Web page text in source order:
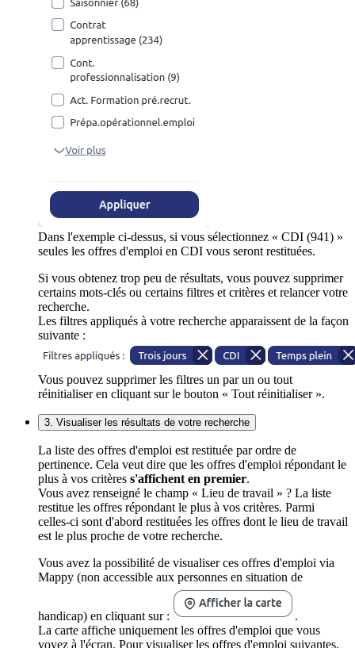
Dans l'exemple ci-dessus, si vous sélectionnez « CDI (941) »
seules les offres d'emploi en CDI vous seront restituées.
Si vous obtenez trop peu de résultats, vous pouvez supprimer
certains mots-clés ou certains filtres et critères et relancer votre
recherche.
Les filtres appliqués à votre recherche apparaissent de la façon
suivante :
Vous pouvez supprimer les filtres un par un ou tout
réinitialiser en cliquant sur le bouton « Tout réinitialiser ».
3. Visualiser les résultats de votre recherche
La liste des offres d'emploi est restituée par ordre de
pertinence. Cela veut dire que les offres d'emploi répondant le
plus à vos critères s'affichent en premier.
Vous avez renseigné le champ « Lieu de travail » ? La liste
restitue les offres répondant le plus à vos critères. Parmi
celles-ci sont d'abord restituées les offres dont le lieu de travail
est le plus proche de votre recherche.
Vous avez la possibilité de visualiser ces offres d'emploi via
Mappy (non accessible aux personnes en situation de
handicap) en cliquant sur :
.
La carte affiche uniquement les offres d'emploi que vous
voyez à l'écran. Pour visualiser les offres d'emploi suivantes,